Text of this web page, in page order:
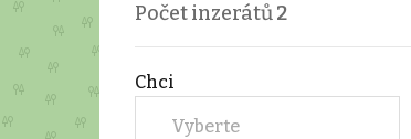
Počet inzerátů2
Chci
Vyberte